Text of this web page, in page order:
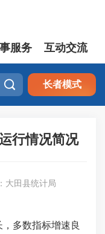
服务 互动交流
 长者模式
行情况简况
大田县统计局
多数指标增速良